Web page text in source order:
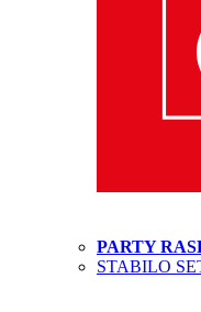
PARTY
STABILO